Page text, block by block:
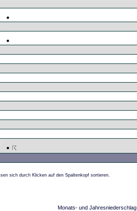
sich durch Klicken auf den Spaltenkopf sortieren.
Monats- und Jahresniederschlag